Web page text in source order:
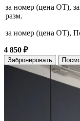
за номер (цена ОТ),
разм.
за номер (цена ОТ),
4 850 ₽
Забронировать